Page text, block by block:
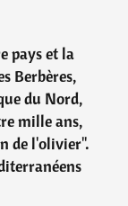
pays et la
Berbères,
du Nord,
mille ans,
de l'olivier".